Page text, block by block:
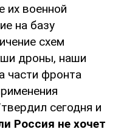
их военной
на базу
схем
дроны, наши
части фронта
сегодня и
Россия не хочет